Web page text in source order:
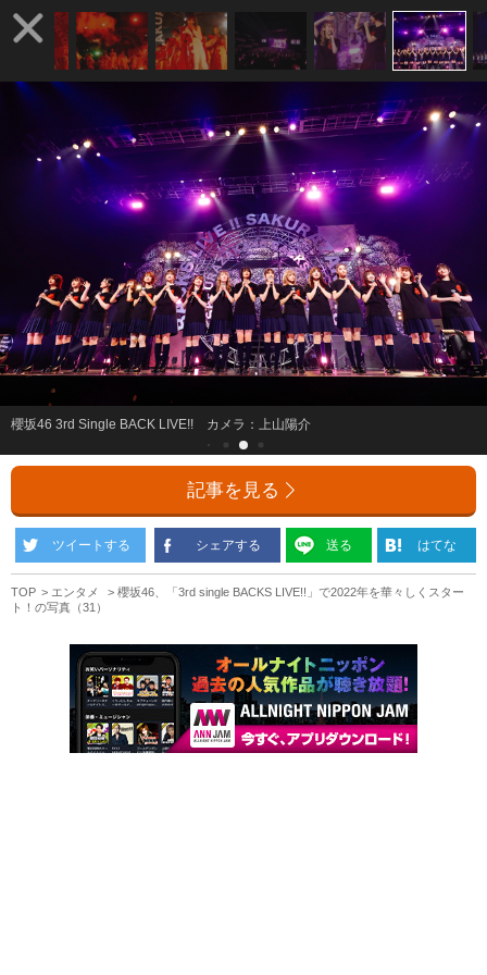
櫻坂46 3rd Single BACK LIVE!! カメラ：上山陽介
記事を見る
ツイートする シェアする 送る はてな
TOP エンタメ
櫻坂46、「3rd single BACKS LIVE!!」で2022年を華々しくスター
ト！の写真（31）